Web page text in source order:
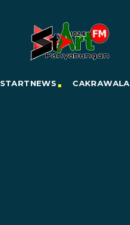
STARTNEWS CAKRAWALA